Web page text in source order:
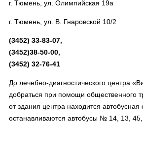
г. Тюмень, ул. Олимпийская 19а
г. Тюмень, ул. В. Гнаровской 10/2
(3452) 33-83-07,
(3452)38-50-00,
(3452) 32-76-41
До лечебно-диагностического центра
добраться при помощи общественного
от здания центра находится автобусная
останавливаются автобусы № 14, 13,